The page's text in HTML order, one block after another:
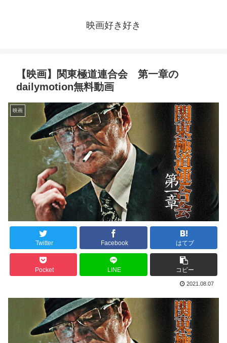
映画好き好き
【映画】関東極道連合会 第一章の
dailymotion無料動画
映画
Twitter Facebook はてブ
Pocket LINE コピー
2021.08.07